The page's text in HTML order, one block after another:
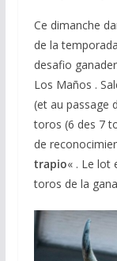
Ce dimanche
de la
desafio
Los Maños .
(et au passage
toros (6 des 7
de
trapio« . Le lot
toros de la